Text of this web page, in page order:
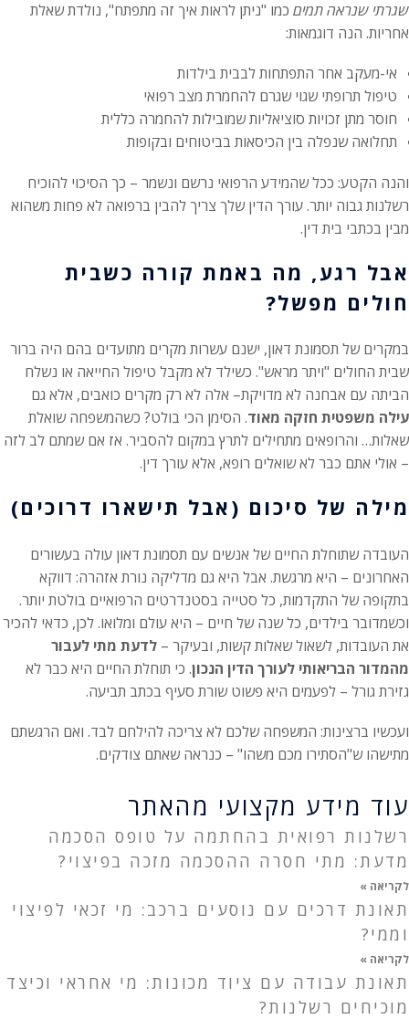
שגרתי שנראה תמים כמו "ניתן לראות איך זה מתפתח", נולדת שאלת
אחריות. הנה דוגמאות:
אי-מעקב אחר התפתחות לבבית בילדות
טיפול תרופתי שגוי שגרם להחמרת מצב רפואי
חוסר מתן זכויות סוציאליות שמובילות להחמרה כללית
תחלואה שנפלה בין הכיסאות בביטוחים ובקופות
והנה הקטע: ככל שהמידע הרפואי נרשם ונשמר – כך הסיכוי להוכיח
רשלנות גבוה יותר. עורך הדין שלך צריך להבין ברפואה לא פחות משהוא
מבין בכתבי בית דין.
אבל רגע, מה באמת קורה כשבית
חולים מפשל?
במקרים של תסמונת דאון, ישנם עשרות מקרים מתועדים בהם היה ברור
שבית החולים "ויתר מראש". כשילד לא מקבל טיפול החייאה או נשלח
הביתה עם אבחנה לא מדויקת– אלה לא רק מקרים כואבים, אלא גם
עילה משפטית חזקה מאוד. הסימן הכי בולט? כשהמשפחה שואלת
שאלות… והרופאים מתחילים לתרץ במקום להסביר. אז אם שמתם לב לזה
– אולי אתם כבר לא שואלים רופא, אלא עורך דין.
מילה של סיכום (אבל תישארו דרוכים)
העובדה שתוחלת החיים של אנשים עם תסמונת דאון עולה בעשורים
האחרונים – היא מרגשת. אבל היא גם מדליקה נורת אזהרה: דווקא
בתקופה של התקדמות, כל סטייה בסטנדרטים הרפואיים בולטת יותר.
וכשמדובר בילדים, כל שנה של חיים – היא עולם ומלואו. לכן, כדאי להכיר
את העובדות, לשאול שאלות קשות, ובעיקר – לדעת מתי לעבור
מהמדור הבריאותי לעורך הדין הנכון. כי תוחלת החיים היא כבר לא
גזירת גורל – לפעמים היא פשוט שורת סעיף בכתב תביעה.
ועכשיו ברצינות: המשפחה שלכם לא צריכה להילחם לבד. ואם הרגשתם
מתישהו ש"הסתירו מכם משהו" – כנראה שאתם צודקים.
עוד מידע מקצועי מהאתר
רשלנות רפואית בהחתמה על טופס הסכמה
מדעת: מתי חסרה ההסכמה מזכה בפיצוי?
לקריאה »
תאונת דרכים עם נוסעים ברכב: מי זכאי לפיצוי
וממי?
לקריאה »
תאונת עבודה עם ציוד מכונות: מי אחראי וכיצד
מוכיחים רשלנות?